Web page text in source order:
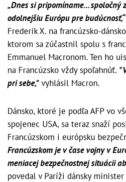
„Dnes si pripomíname...
odolnejšiu Európu pre budúcnosť,“
Frederik X. na francúzsko-
ktorom sa zúčastnil spolu s
Emmanuel Macronom. Ten ho
na Francúzsko vždy spoľahnúť.
pri sebe," vyhlásil Macron.
Dánsko, ktoré je podľa AFP vo
spojenec USA, sa teraz snaží
Francúzskom i európsku
Francúzskom je v čase vojny v
meniacej bezpečnostnej situácii
povedal v Paríži dánsky minister